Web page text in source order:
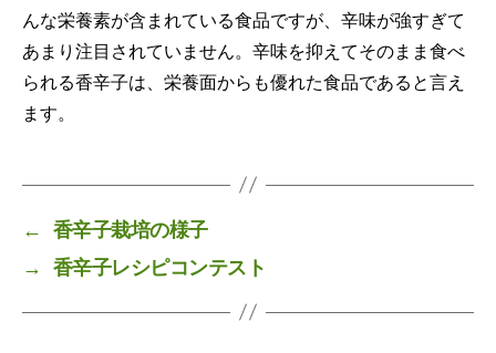
んな栄養素が含まれている食品ですが、辛味が強すぎて
あまり注目されていません。辛味を抑えてそのまま食べ
られる香辛子は、栄養面からも優れた食品であると言え
ます。
←
香辛子栽培の様子
→
香辛子レシピコンテスト